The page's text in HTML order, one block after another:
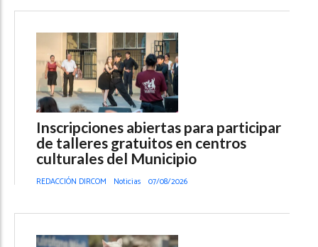
Inscripciones abiertas para participar
de talleres gratuitos en centros
culturales del Municipio
REDACCIÓN DIRCOM Noticias 07/08/2026